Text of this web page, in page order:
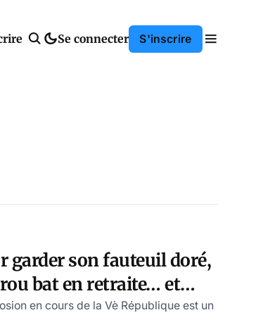
Se connecter S'inscrire
garder son fauteuil doré,
bat en retraite… et
les bijoux de famille
en cours de la Vè République est un